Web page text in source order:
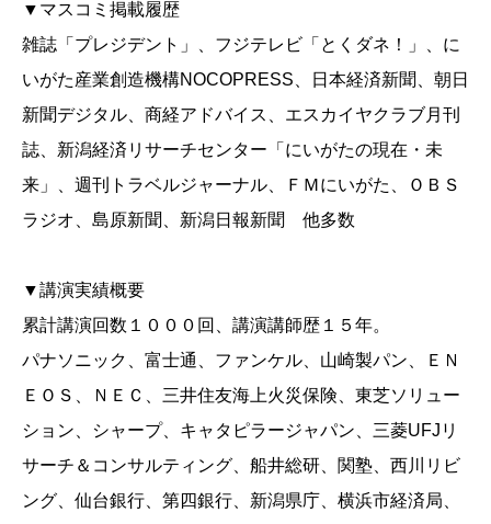
▼マスコミ掲載履歴
雑誌「プレジデント」、フジテレビ「とくダネ！」、に
いがた産業創造機構NOCOPRESS、日本経済新聞、朝日
新聞デジタル、商経アドバイス、エスカイヤクラブ月刊
誌、新潟経済リサーチセンター「にいがたの現在・未
来」、週刊トラベルジャーナル、ＦＭにいがた、ＯＢＳ
ラジオ、島原新聞、新潟日報新聞 他多数
▼講演実績概要
累計講演回数１０００回、講演講師歴１５年。
パナソニック、富士通、ファンケル、山崎製パン、ＥＮ
ＥＯＳ、ＮＥＣ、三井住友海上火災保険、東芝ソリュー
ション、シャープ、キャタピラージャパン、三菱UFJリ
サーチ＆コンサルティング、船井総研、関塾、西川リビ
ング、仙台銀行、第四銀行、新潟県庁、横浜市経済局、